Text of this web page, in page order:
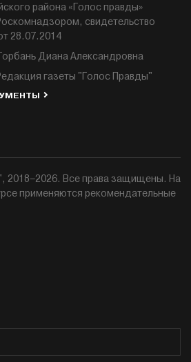
района «Голос правды»
свидетельство
28.07.2014
Диана Александровна
газеты "Голос Правды"
Все права защищены. На
применяются рекомендательные